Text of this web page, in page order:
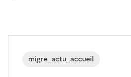
migre_actu_accueil